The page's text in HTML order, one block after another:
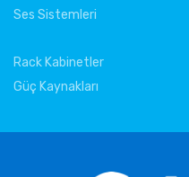
Ses Sistemleri
Rack Kabinetler
Güç Kaynakları